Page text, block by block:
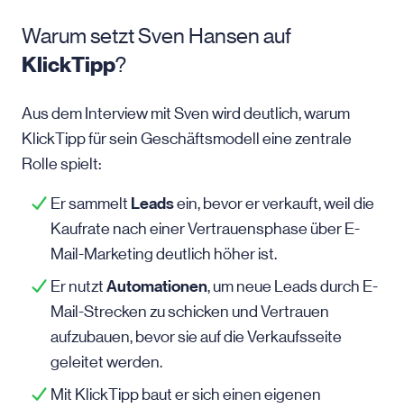
Warum setzt Sven Hansen auf
KlickTipp?
Aus dem Interview mit Sven wird deutlich, warum
KlickTipp für sein Geschäftsmodell eine zentrale
Rolle spielt:
Er sammelt Leadsein, bevor er verkauft, weil die
Kaufrate nach einer Vertrauensphase über E-
Mail-Marketing deutlich höher ist.
Er nutzt Automationen, um neue Leads durch E-
Mail-Strecken zu schicken und Vertrauen
aufzubauen, bevor sie auf die Verkaufsseite
geleitet werden.
Mit KlickTipp baut er sich einen eigenen